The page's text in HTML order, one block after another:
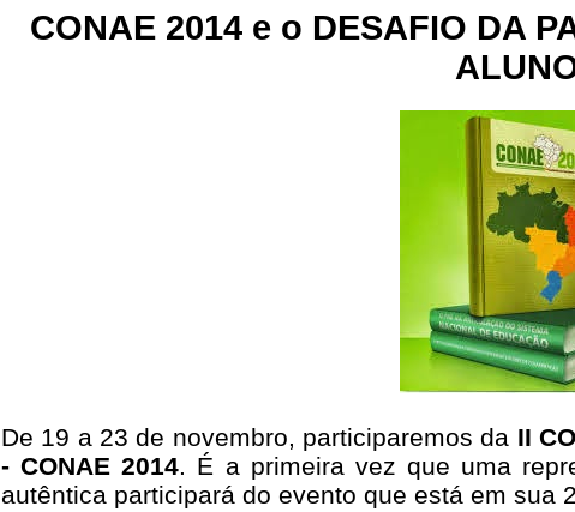
CONAE 2014 e o DESAFIO DA
De 19 a 23 de novembro, participaremos da II
- CONAE 2014. É a primeira vez que uma
autêntica participará do evento que está em sua